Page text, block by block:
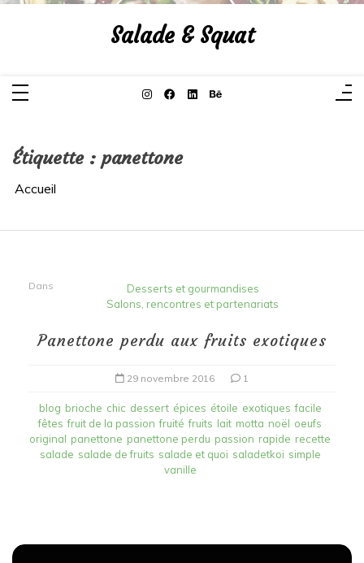
Aller
Salade & Squat
Étiquette : panettone
Accueil
Dans
Desserts et gourmandises
Salons, rencontres et partenariats
Panettone perdu aux fruits exotiques
29 novembre 2016 1
blog brioche chic dessert épices étoile exotiques facile
fêtes fruit de la passion fruité fruits lait motta noël oeufs
original panettone panettone perdu passion rapide recette
salade salade de fruits salade et quoi saladetkoi simple
vanille